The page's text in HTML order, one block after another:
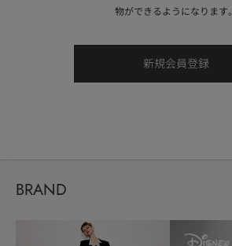
物ができるようになります。
BRAND